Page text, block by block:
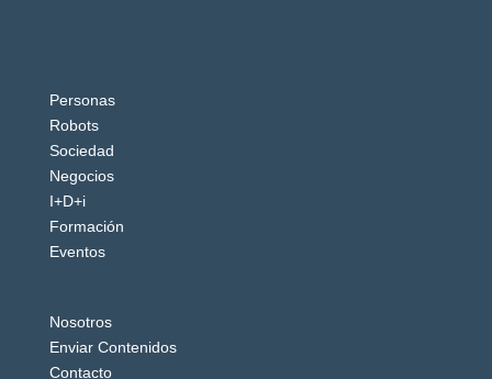
Personas
Robots
Sociedad
Negocios
I+D+i
Formación
Eventos
Nosotros
Enviar Contenidos
Contacto